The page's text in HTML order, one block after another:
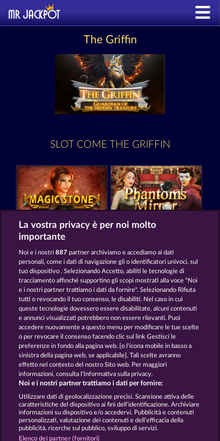
The Griffin
SLOT COME THE GRIFFIN
Magic Stone Phantoms Mirror
Mighty Dragon
Termini e condizioni
Informativa sulla privacy e cookies
Note legali Società FAQ
Invia richiesta di recesso
La vostra privacy è per noi molto
importante
Noi e i nostri887 partner archiviamo e accediamo ai dati
personali, come i dati di navigazione gli o identificatori univoci, sul
tuo dispositivo . Selezionando Accetto, abiliti le tecnologie di
tracciamento affinché supportino gli scopi mostrati alla voce "Noi
e i nostri partner trattiamo i dati da fornire". Selezionando Rifiuta
tutti o revocando il tuo consenso, le disabiliti. Nel caso in cui
queste tecnologie dovessero essere disabilitate, alcuni contenuti
e annunci visualizzati potrebbero non essere rilevanti. Puoi
accedere nuovamente a questo menu per modificare le tue scelte
o per revocare il consenso facendo clic sul link Gestisci le
preferenze in fondo alla pagina web. [o l'icona mobile in basso a
sinistra della pagina web, se applicabile]. Tali scelte avranno
effetto nel contesto del nostro Sito web. Per maggiori
informazioni, consulta l'Informativa sulla privacy.
Noi e i nostri partner trattiamo i dati per fornire:
Utilizzare dati di geolocalizzazione precisi. Scansione attiva delle
caratteristiche del dispositivo ai fini dell’identificazione. Archiviare
informazioni su dispositivo e/o accedervi. Pubblicità e contenuti
personalizzati, valutazione dei contenuti e dell’efficacia della
pubblicità, ricerche sul pubblico, sviluppo di servizi.
Elenco dei partner (fornitori)